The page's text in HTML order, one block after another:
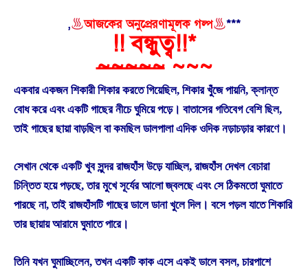
, আজকের অনুপ্রেরণামূলক গল্প ***
!! বন্ধুত্ব!!*
~~~~~~~~
একবার একজন শিকারী শিকার করতে গিয়েছিল, শিকার খুঁজে পায়নি, ক্লান্ত
বোধ করে এবং একটি গাছের নীচে ঘুমিয়ে পড়ে। বাতাসের গতিবেগ বেশি ছিল,
তাই গাছের ছায়া বাড়ছিল বা কমছিল ডালপালা এদিক ওদিক নড়াচড়ার কারণে।
সেখান থেকে একটি খুব সুন্দর রাজহাঁস উড়ে যাচ্ছিল, রাজহাঁস দেখল বেচারা
চিন্তিত হয়ে পড়ছে, তার মুখে সূর্যের আলো জ্বলছে এবং সে ঠিকমতো ঘুমাতে
পারছে না, তাই রাজহাঁসটি গাছের ডালে ডানা খুলে দিল। বসে পড়ল যাতে শিকারি
তার ছায়ায় আরামে ঘুমাতে পারে।
তিনি যখন ঘুমাচ্ছিলেন, তখন একটি কাক এসে একই ডালে বসল, চারপাশে